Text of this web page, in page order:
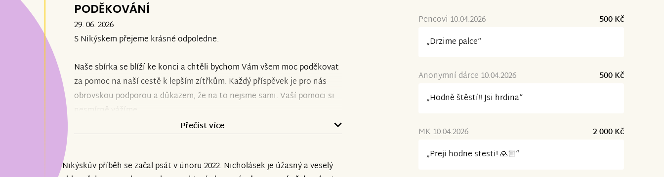
PODĚKOVÁNÍ
29. 06. 2026
S Nikýskem přejeme krásné odpoledne.
Naše sbírka se blíží ke konci a chtěli bychom Vám všem moc poděkovat
za pomoc na naší cestě k lepším zítřkům. Každý příspěvek je pro nás
obrovskou podporou a důkazem, že na to nejsme sami. Vaší pomoci si
nesmírně vážíme.
Aktuálně může Nikýsek úspěšně pokračovat v intenzivních
zaměření ortézek a bude následovat vyzvednutí a upravování a další
Přečíst více
Nikýskův příběh se začal psát v únoru 2022. Nicholásek je úžasný a veselý
Pencovi 10.04.2026
500 Kč
„Drzime palce“
Anonymní dárce 10.04.2026
500 Kč
„Hodně štěstí!! Jsi hrdina“
MK 10.04.2026
2 000 Kč
„Preji hodne stesti! 🙏🏼“